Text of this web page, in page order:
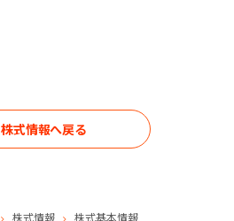
株式情報へ戻る
株式情報 株式基本情報